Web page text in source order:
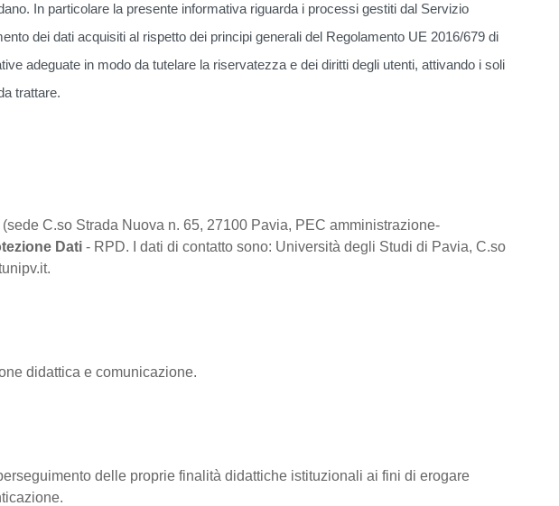
In particolare la presente informativa riguarda i processi gestiti dal Servizio
dei dati acquisiti al rispetto dei principi generali del Regolamento UE 2016/679 di
adeguate in modo da tutelare la riservatezza e dei diritti degli utenti, attivando i soli
trattare.
C.so Strada Nuova n. 65, 27100 Pavia, PEC amministrazione-
Dati - RPD. I dati di contatto sono: Università degli Studi di Pavia, C.so
didattica e comunicazione.
delle proprie finalità didattiche istituzionali ai fini di erogare